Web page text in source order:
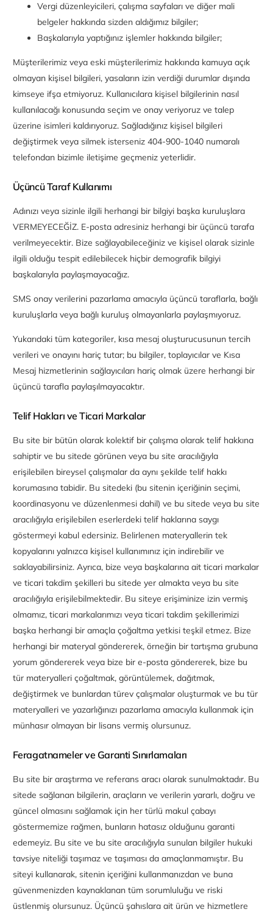
Vergi düzenleyicileri, çalışma sayfaları ve diğer mali
belgeler hakkında sizden aldığımız bilgiler;
Başkalarıyla yaptığınız işlemler hakkında bilgiler;
Müşterilerimiz veya eski müşterilerimiz hakkında kamuya açık
olmayan kişisel bilgileri, yasaların izin verdiği durumlar dışında
kimseye ifşa etmiyoruz. Kullanıcılara kişisel bilgilerinin nasıl
kullanılacağı konusunda seçim ve onay veriyoruz ve talep
üzerine isimleri kaldırıyoruz. Sağladığınız kişisel bilgileri
değiştirmek veya silmek isterseniz 404-900-1040 numaralı
telefondan bizimle iletişime geçmeniz yeterlidir.
Üçüncü Taraf Kullanımı
Adınızı veya sizinle ilgili herhangi bir bilgiyi başka kuruluşlara
VERMEYECEĞİZ. E-posta adresiniz herhangi bir üçüncü tarafa
verilmeyecektir. Bize sağlayabileceğiniz ve kişisel olarak sizinle
ilgili olduğu tespit edilebilecek hiçbir demografik bilgiyi
başkalarıyla paylaşmayacağız.
SMS onay verilerini pazarlama amacıyla üçüncü taraflarla, bağlı
kuruluşlarla veya bağlı kuruluş olmayanlarla paylaşmıyoruz.
Yukarıdaki tüm kategoriler, kısa mesaj oluşturucusunun tercih
verileri ve onayını hariç tutar; bu bilgiler, toplayıcılar ve Kısa
Mesaj hizmetlerinin sağlayıcıları hariç olmak üzere herhangi bir
üçüncü tarafla paylaşılmayacaktır.
Telif Hakları ve Ticari Markalar
Bu site bir bütün olarak kolektif bir çalışma olarak telif hakkına
sahiptir ve bu sitede görünen veya bu site aracılığıyla
erişilebilen bireysel çalışmalar da aynı şekilde telif hakkı
korumasına tabidir. Bu sitedeki (bu sitenin içeriğinin seçimi,
koordinasyonu ve düzenlenmesi dahil) ve bu sitede veya bu site
aracılığıyla erişilebilen eserlerdeki telif haklarına saygı
göstermeyi kabul edersiniz. Belirlenen materyallerin tek
kopyalarını yalnızca kişisel kullanımınız için indirebilir ve
saklayabilirsiniz. Ayrıca, bize veya başkalarına ait ticari markalar
ve ticari takdim şekilleri bu sitede yer almakta veya bu site
aracılığıyla erişilebilmektedir. Bu siteye erişiminize izin vermiş
olmamız, ticari markalarımızı veya ticari takdim şekillerimizi
başka herhangi bir amaçla çoğaltma yetkisi teşkil etmez. Bize
herhangi bir materyal göndererek, örneğin bir tartışma grubuna
yorum göndererek veya bize bir e-posta göndererek, bize bu
tür materyalleri çoğaltmak, görüntülemek, dağıtmak,
değiştirmek ve bunlardan türev çalışmalar oluşturmak ve bu tür
materyalleri ve yazarlığınızı pazarlama amacıyla kullanmak için
münhasır olmayan bir lisans vermiş olursunuz.
Feragatnameler ve Garanti Sınırlamaları
Bu site bir araştırma ve referans aracı olarak sunulmaktadır. Bu
sitede sağlanan bilgilerin, araçların ve verilerin yararlı, doğru ve
güncel olmasını sağlamak için her türlü makul çabayı
göstermemize rağmen, bunların hatasız olduğunu garanti
edemeyiz. Bu site ve bu site aracılığıyla sunulan bilgiler hukuki
tavsiye niteliği taşımaz ve taşıması da amaçlanmamıştır. Bu
siteyi kullanarak, sitenin içeriğini kullanmanızdan ve buna
güvenmenizden kaynaklanan tüm sorumluluğu ve riski
üstlenmiş olursunuz. Üçüncü şahıslara ait ürün ve hizmetlere